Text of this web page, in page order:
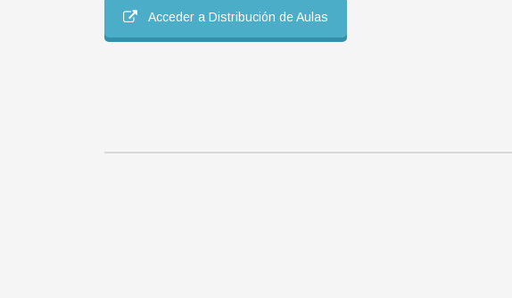
Acceder a Distribución de Aulas